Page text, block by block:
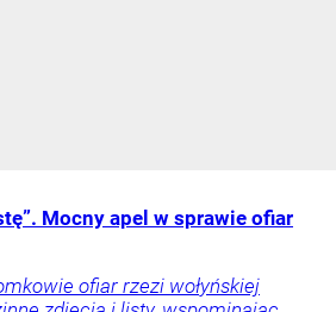
Mocny apel w sprawie ofiar
ofiar rzezi wołyńskiej